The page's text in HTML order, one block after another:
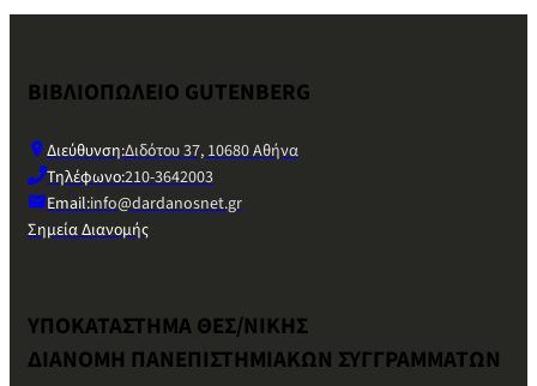
ΒΙΒΛΙΟΠΩΛΕΙΟ GUTENBERG
Διεύθυνση:Διδότου 37, 10680 Αθήνα
Τηλέφωνο:210-3642003
Email:info@dardanosnet.gr
Σημεία Διανομής
ΥΠΟΚΑΤΑΣΤΗΜΑ ΘΕΣ/ΝΙΚΗΣ
ΔΙΑΝΟΜΗ ΠΑΝΕΠΙΣΤΗΜΙΑΚΩΝ ΣΥΓΓΡΑΜΜΑΤΩΝ